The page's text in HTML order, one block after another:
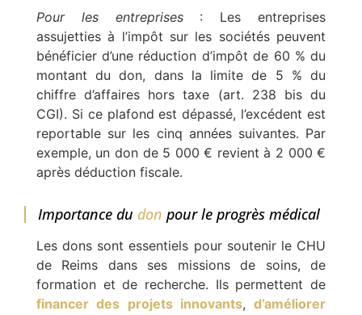
Pour les entreprises: Les entreprises
assujetties à l’impôt sur les sociétés peuvent
bénéficier d’une réduction d’impôt de 60 % du
montant du don, dans la limite de 5 % du
chiffre d’affaires hors taxe (art. 238 bis du
CGI). Si ce plafond est dépassé, l’excédent est
reportable sur les cinq années suivantes. Par
exemple, un don de 5 000 € revient à 2 000 €
après déduction fiscale.
Importance du don pour le progrès médical
Les dons sont essentiels pour soutenir le CHU
de Reims dans ses missions de soins, de
formation et de recherche. Ils permettent de
financer des projets innovants,d’améliorer